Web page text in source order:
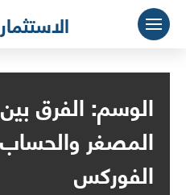
التجاوز
المحتوى
الوسم:الفرق
المصغر
الفوركس